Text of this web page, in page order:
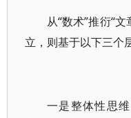
从“数术”推衍“
立，则基于以下三个
一是整体性思维